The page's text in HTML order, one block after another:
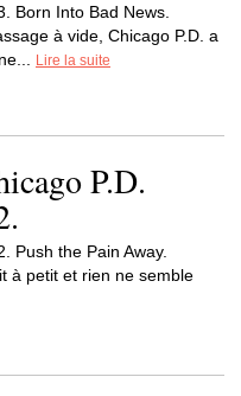
Born Into Bad News.
à vide, Chicago P.D. a
Lire la suite
P.D.
Push the Pain Away.
à petit et rien ne semble